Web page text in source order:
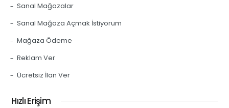
Sanal Mağazalar
Sanal Mağaza Açmak İstiyorum
Mağaza Ödeme
Reklam Ver
Ücretsiz İlan Ver
Hızlı Erişim